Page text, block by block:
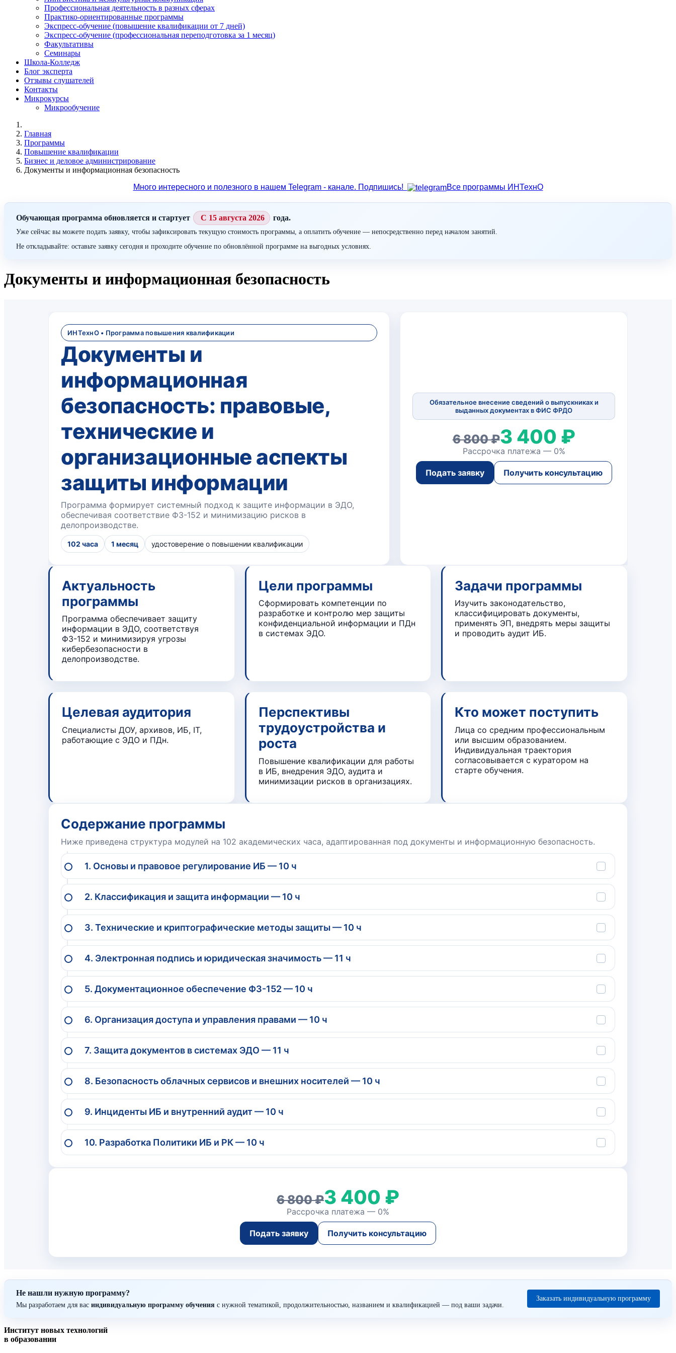
Профессиональная деятельность в разных сферах
Практико-ориентированные программы
Экспресс-обучение (повышение квалификации от 7 дней)
Экспресс-обучение (профессиональная переподготовка за 1 месяц)
Факультативы
Семинары
Школа-Колледж
Блог эксперта
Отзывы слушателей
Контакты
Микрокурсы
Микрообучение
Главная
Программы
Повышение квалификации
Бизнес и деловое администрирование
Документы и информационная безопасность
Много интересного и полезного в нашем Telegram - канале. Подпишись!
Все программы ИНТехнО
Обучающая программа обновляется и стартует С 15 августа 2026 года.
Уже сейчас вы можете подать заявку, чтобы зафиксировать текущую стоимость программы, а оплатить обучение — непосредственно перед началом занятий.
Не откладывайте: оставьте заявку сегодня и проходите обучение по обновлённой программе на выгодных условиях.
Документы и информационная безопасность
ИНТехнО • Программа повышения квалификации
Документы и
информационная
безопасность: правовые,
технические и
организационные аспекты
защиты информации
Программа формирует системный подход к защите информации в ЭДО,
обеспечивая соответствие ФЗ-152 и минимизацию рисков в
делопроизводстве.
102 часа 1 месяц удостоверение о повышении квалификации
Обязательное внесение сведений о выпускниках и
выданных документах в ФИС ФРДО
6 800 ₽3 400 ₽
Рассрочка платежа — 0%
Подать заявку Получить консультацию
Актуальность
программы
Программа обеспечивает защиту
информации в ЭДО, соответствуя
ФЗ-152 и минимизируя угрозы
кибербезопасности в
делопроизводстве.
Цели программы
Сформировать компетенции по
разработке и контролю мер защиты
конфиденциальной информации и ПДн
в системах ЭДО.
Задачи программы
Изучить законодательство,
классифицировать документы,
применять ЭП, внедрять меры защиты
и проводить аудит ИБ.
Целевая аудитория
Специалисты ДОУ, архивов, ИБ, IT,
работающие с ЭДО и ПДн.
Перспективы
трудоустройства и
роста
Повышение квалификации для работы
в ИБ, внедрения ЭДО, аудита и
минимизации рисков в организациях.
Кто может поступить
Лица со средним профессиональным
или высшим образованием.
Индивидуальная траектория
согласовывается с куратором на
старте обучения.
Содержание программы
Ниже приведена структура модулей на 102 академических часа, адаптированная под документы и информационную безопасность.
1. Основы и правовое регулирование ИБ — 10 ч
2. Классификация и защита информации — 10 ч
3. Технические и криптографические методы защиты — 10 ч
4. Электронная подпись и юридическая значимость — 11 ч
5. Документационное обеспечение ФЗ-152 — 10 ч
6. Организация доступа и управления правами — 10 ч
7. Защита документов в системах ЭДО — 11 ч
8. Безопасность облачных сервисов и внешних носителей — 10 ч
9. Инциденты ИБ и внутренний аудит — 10 ч
10. Разработка Политики ИБ и РК — 10 ч
6 800 ₽3 400 ₽
Рассрочка платежа — 0%
Подать заявку Получить консультацию
Не нашли нужную программу?
Мы разработаем для вас индивидуальную программу обучения с нужной тематикой, продолжительностью, названием и квалификацией — под ваши задачи.
Заказать индивидуальную программу
Институт новых технологий
в образовании